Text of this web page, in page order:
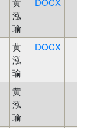
泓
瑜
黄
泓
瑜
DOCX
黄
泓
瑜